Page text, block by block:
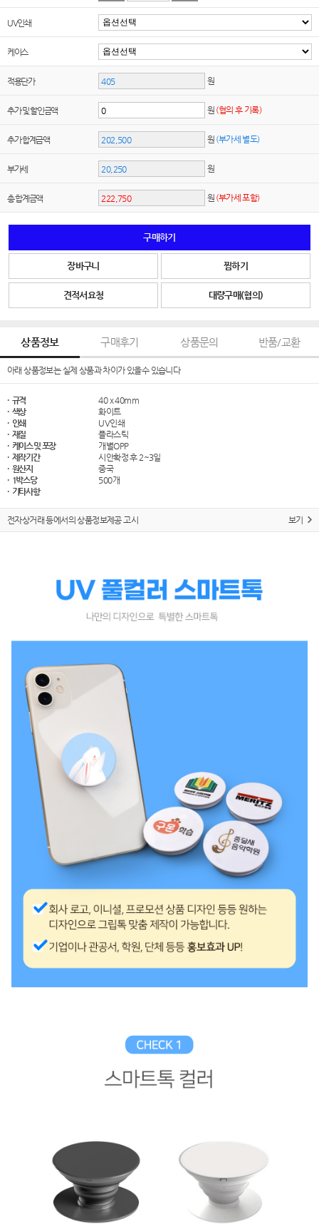
UV인쇄
케이스
적용단가 원
추가 및 할인금액 원 (협의 후 기록)
추가 합계금액 원 (부가세 별도)
부가세 원
총 합계금액 원 (부가세 포함)
구매하기
장바구니 찜하기
견적서요청 대량구매(협의)
상품정보 구매후기 상품문의 반품/교환
아래 상품정보는 실제 상품과 차이가 있을수 있습니다
· 규격
40 x 40mm
· 색상
화이트
· 인쇄
UV인쇄
· 재질
플라스틱
· 케이스 및 포장
개별OPP
· 제작기간
시안확정 후 2~3일
· 원산지
중국
· 1박스당
500개
· 기타사항
전자상거래 등에서의 상품정보제공 고시 보기